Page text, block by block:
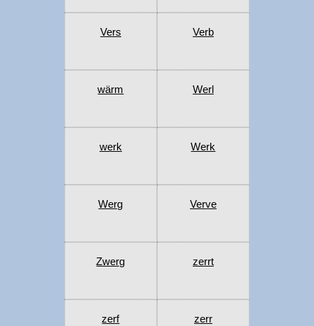
Vers Verb
wärm Werl
werk Werk
Werg Verve
Zwerg zerrt
zerf zerr